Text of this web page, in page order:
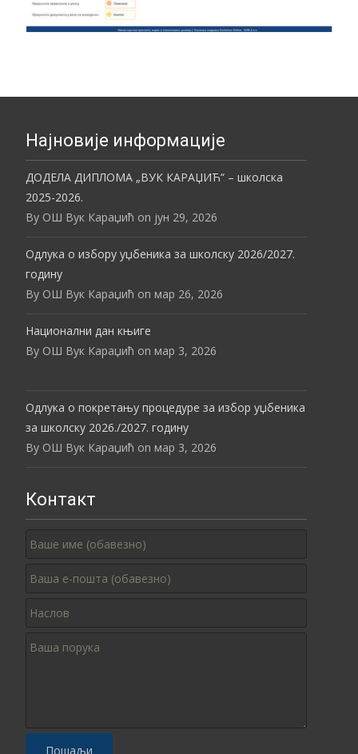
Најновије информације
ДОДЕЛА ДИПЛОМА „ВУК КАРАЏИЋ“ – школска
2025-2026.
By ОШ Вук Караџић on јун 29, 2026
Одлука о избору уџбеника за школску 2026/2027.
годину
By ОШ Вук Караџић on мар 26, 2026
Национални дан књиге
By ОШ Вук Караџић on мар 3, 2026
Одлука о покретању процедуре за избор уџбеника
за школску 2026./2027. годину
By ОШ Вук Караџић on мар 3, 2026
Контакт